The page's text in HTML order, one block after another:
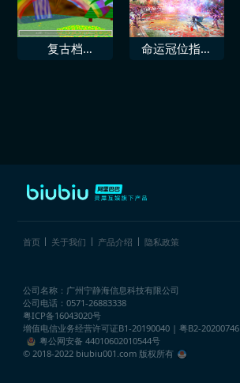
复古档
命运冠位指定
首页 关于我们 产品介绍 隐私政策
公司名称：广州宁静海信息科技有限公司
公司电话：0571-26883338
粤ICP备16043020号
增值电信业务经营许可证B1-20190040 | 粤B2-20200746
粤公网安备 44010602010544号
© 2018-2022 biubiu001.com 版权所有